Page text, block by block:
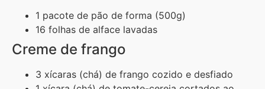
1 pacote de pão de forma (500g)
16 folhas de alface lavadas
Creme de frango
3 xícaras (chá) de frango cozido e desfiado